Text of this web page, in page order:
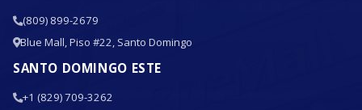
(809) 899-2679
Blue Mall, Piso #22, Santo Domingo
SANTO DOMINGO ESTE
+1 (829) 709-3262